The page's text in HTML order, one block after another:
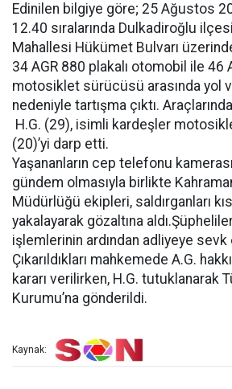
Edinilen bilgiye göre; 25 Ağustos
12.40 sıralarında Dulkadiroğlu
Mahallesi Hükümet Bulvarı
34 AGR 880 plakalı otomobil ile 46
motosiklet sürücüsü arasında yol
nedeniyle tartışma çıktı.
H.G. (29), isimli kardeşler
(20)’yi darp etti.
Yaşananların cep telefonu
gündem olmasıyla birlikte
Müdürlüğü ekipleri, saldırganları
yakalayarak gözaltına
işlemlerinin ardından adliyeye sevk
Çıkarıldıkları mahkemede A.G.
kararı verilirken, H.G. tutuklanarak
Kurumu’na gönderildi.
Kaynak: